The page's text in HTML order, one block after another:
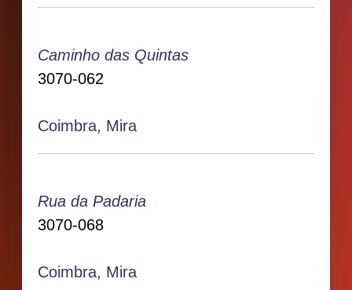
Caminho das Quintas
3070-062
Coimbra, Mira
Rua da Padaria
3070-068
Coimbra, Mira